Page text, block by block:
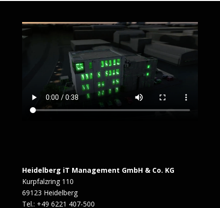
Heidelberg iT Management GmbH & Co. KG
Kurpfalzring 110
69123 Heidelberg
Tel.: +49 6221 407-500